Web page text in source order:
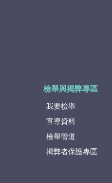
檢舉與揭弊專區
我要檢舉
宣導資料
檢舉管道
揭弊者保護專區